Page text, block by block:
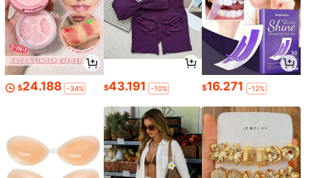
$24.188 -34% $43.191 -10% $16.271 -12%